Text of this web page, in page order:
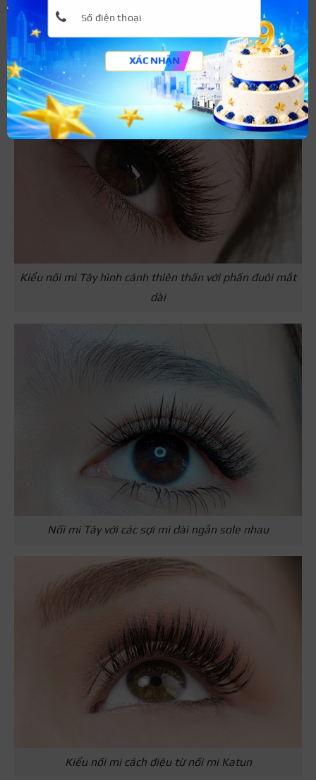
để tạo hiệu ứng mắt siêu to và sặc sỡ.
Hình ảnh nối mi
thực tế từ khách hàng nối mi mắt kiểu
Tây bạn có thể tham khảo:
Kiểu nối mi Tây hình cánh thiên thần với phần đuôi mắt
dài
Nối mi Tây với các sợi mi dài ngắn sole nhau
Kiểu nối mi cách điệu từ nối mi Katun
XÁC NHẬN